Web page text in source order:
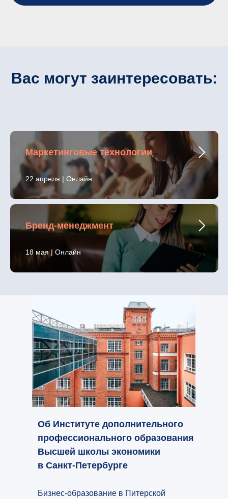
Вас могут заинтересовать:
Маркетинговые технологии
22 апреля | Онлайн
Бренд-менеджмент
18 мая | Онлайн
Об Институте дополнительного
профессионального образования
Высшей школы экономики
в Санкт-Петербурге
Бизнес-образование в Питерской